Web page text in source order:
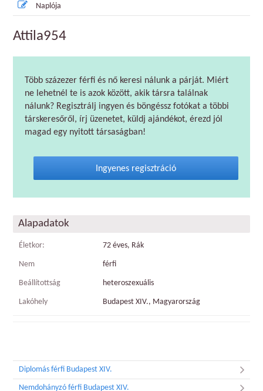
Naplója
Attila954
Több százezer férfi és nő keresi nálunk a párját. Miért
ne lehetnél te is azok között, akik társra találnak
nálunk? Regisztrálj ingyen és böngéssz fotókat a többi
társkeresőről, írj üzenetet, küldj ajándékot, érezd jól
magad egy nyitott társaságban!
Ingyenes regisztráció
Alapadatok
Életkor: 72 éves, Rák
Nem férfi
Beállítottság heteroszexuális
Lakóhely Budapest XIV., Magyarország
Diplomás férfi Budapest XIV.
Nemdohányzó férfi Budapest XIV.